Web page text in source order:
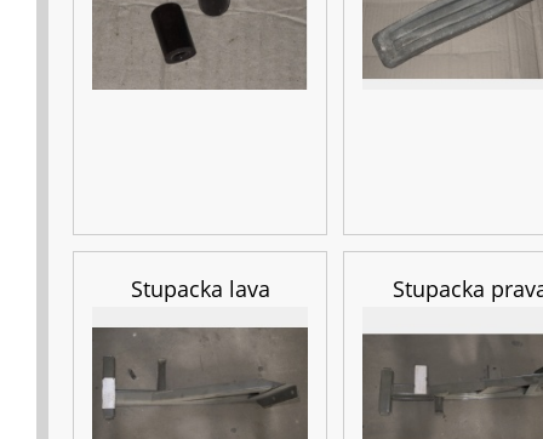
Stupacka lava Stupacka